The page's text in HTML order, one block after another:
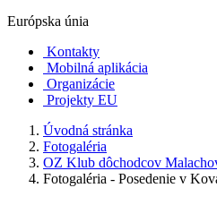
Európska únia
Kontakty
Mobilná aplikácia
Organizácie
Projekty EU
Úvodná stránka
Fotogaléria
OZ Klub dôchodcov
Fotogaléria - Posedenie v